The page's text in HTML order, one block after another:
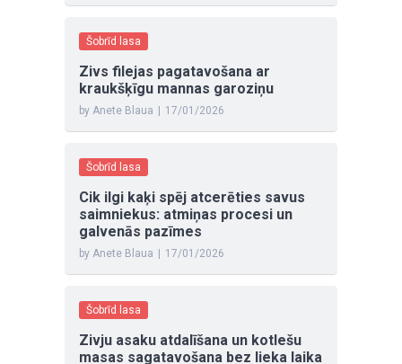
Šobrīd lasa
Zivs filejas pagatavošana ar
kraukšķīgu mannas garoziņu
by Anete Blaua 17/01/2026
Šobrīd lasa
Cik ilgi kaķi spēj atcerēties savus
saimniekus: atmiņas procesi un
galvenās pazīmes
by Anete Blaua 17/01/2026
Šobrīd lasa
Zivju asaku atdalīšana un kotlešu
masas sagatavošana bez lieka laika